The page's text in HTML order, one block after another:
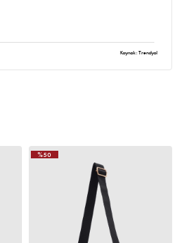
Kaynak: Trendyol
%50